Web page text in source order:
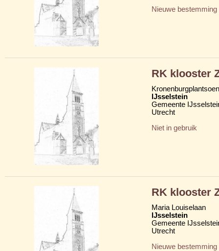
Nieuwe bestemming
RK klooster
IJsselstein
Gemeente
Utrecht
Niet in gebruik
RK klooster
Maria Louiselaan
IJsselstein
Gemeente
Utrecht
Nieuwe bestemming